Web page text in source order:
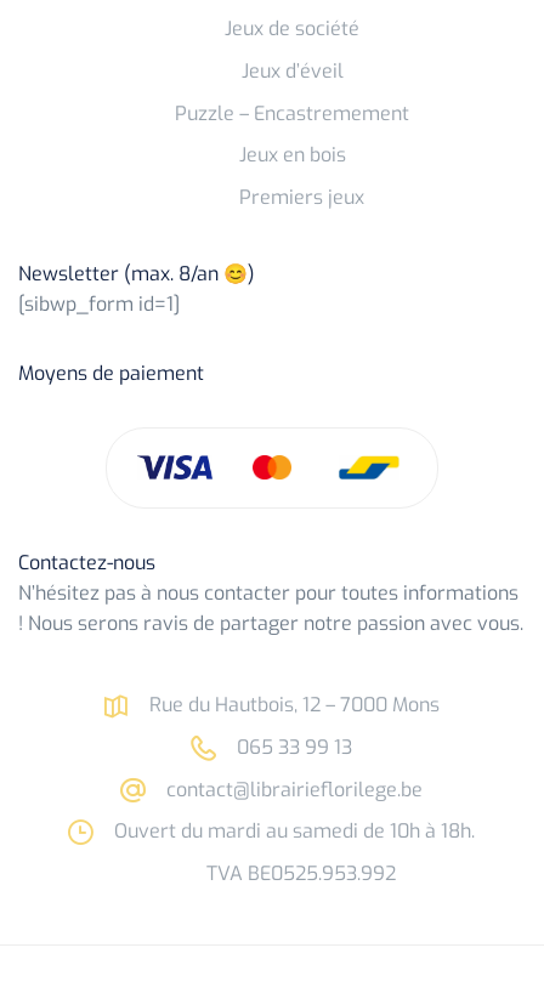
Jeux de société
Jeux d’éveil
Puzzle – Encastremement
Jeux en bois
Premiers jeux
Newsletter (max. 8/an 😊)
[sibwp_form id=1]
Moyens de paiement
Contactez-nous
N’hésitez pas à nous contacter pour toutes informations
! Nous serons ravis de partager notre passion avec vous.
Rue du Hautbois, 12 – 7000 Mons
065 33 99 13
contact@librairieflorilege.be
Ouvert du mardi au samedi de 10h à 18h.
TVA BE0525.953.992